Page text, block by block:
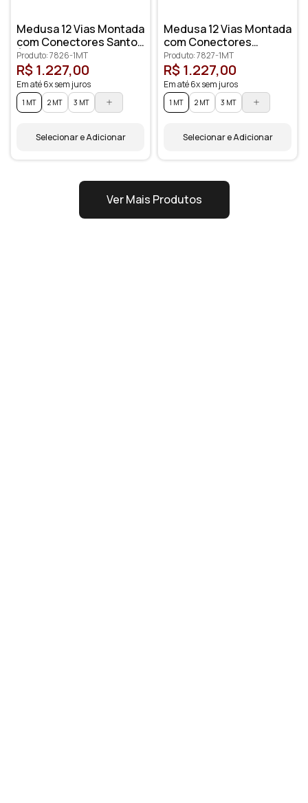
Medusa 12 Vias Montada
com Conectores Santo
Ângelo
Produto: 7826-1MT
R$ 1.227,00
Em até 6x sem juros
1 MT 2 MT 3 MT
Selecionar e Adicionar
Medusa 12 Vias Montada
com Conectores
Amphenol
Produto: 7827-1MT
R$ 1.227,00
Em até 6x sem juros
1 MT 2 MT 3 MT
Selecionar e Adicionar
Ver Mais Produtos